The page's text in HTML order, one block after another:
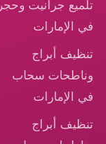
تلميع جرانيت وحجر
في الإمارات
تنظيف أبراج
وناطحات سحاب
في الإمارات
تنظيف أبراج